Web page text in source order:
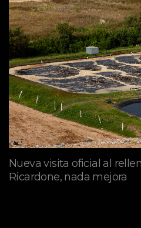
Nueva visita oficial al
Ricardone, nada mejora